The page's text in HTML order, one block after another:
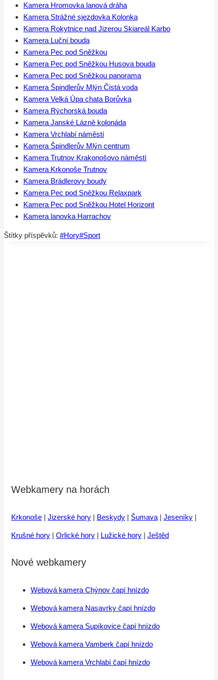
Kamera Hromovka lanová dráha
Kamera Strážné sjezdovka Kolonka
Kamera Rokytnice nad Jizerou Skiareál Karbo
Kamera Luční bouda
Kamera Pec pod Sněžkou
Kamera Pec pod Sněžkou Husova bouda
Kamera Pec pod Sněžkou panorama
Kamera Špindlerův Mlýn Čistá voda
Kamera Velká Úpa chata Borůvka
Kamera Rýchorská bouda
Kamera Janské Lázně kolonáda
Kamera Vrchlabí náměstí
Kamera Špindlerův Mlýn centrum
Kamera Trutnov Krakonošovo náměstí
Kamera Krkonoše Trutnov
Kamera Brádlerovy boudy
Kamera Pec pod Sněžkou Relaxpark
Kamera Pec pod Sněžkou Hotel Horizont
Kamera lanovka Harrachov
Štítky příspěvků: #Hory#Sport
Webkamery na horách
Krkonoše | Jizerské hory | Beskydy | Šumava | Jeseníky |
Krušné hory | Orlické hory | Lužické hory | Ještěd
Nové webkamery
Webová kamera Chýnov čapí hnízdo
Webová kamera Nasavrky čapí hnízdo
Webová kamera Supíkovice čapí hnízdo
Webová kamera Vamberk čapí hnízdo
Webová kamera Vrchlabí čapí hnízdo